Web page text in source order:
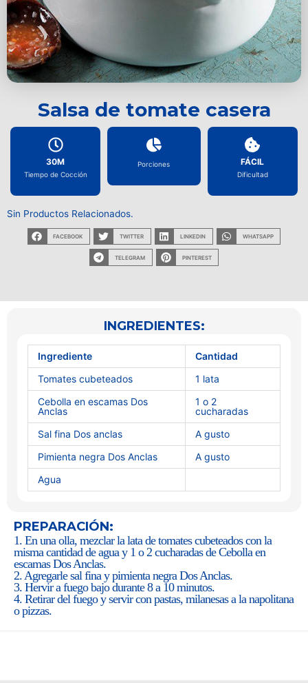
Salsa de tomate casera
30M
Tiempo de Cocción
Porciones FÁCIL
Dificultad
Sin Productos Relacionados.
FACEBOOK TWITTER LINKEDIN WHATSAPP
TELEGRAM PINTEREST
INGREDIENTES:
Ingrediente
Cantidad
Tomates cubeteados
1 lata
Cebolla en escamas Dos
Anclas
1 o 2
cucharadas
Sal fina Dos anclas
A gusto
Pimienta negra Dos Anclas
A gusto
Agua
PREPARACIÓN:
1. En una olla, mezclar la lata de tomates cubeteados con la
misma cantidad de agua y 1 o 2 cucharadas de Cebolla en
escamas Dos Anclas.
2. Agregarle sal fina y pimienta negra Dos Anclas.
3. Hervir a fuego bajo durante 8 a 10 minutos.
4. Retirar del fuego y servir con pastas, milanesas a la napolitana
o pizzas.